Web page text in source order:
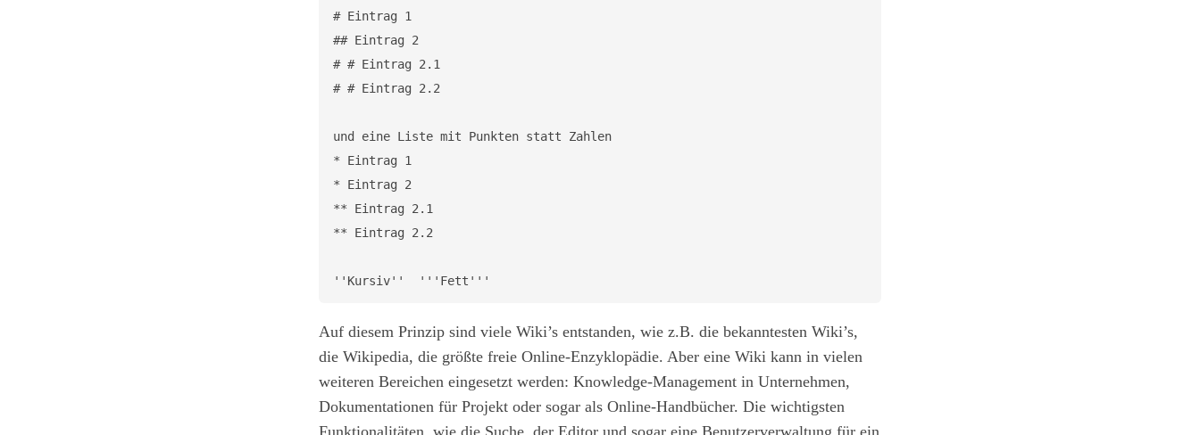
# Eintrag 1
## Eintrag 2
# # Eintrag 2.1
# # Eintrag 2.2
und eine Liste mit Punkten statt Zahlen
* Eintrag 1
* Eintrag 2
** Eintrag 2.1
** Eintrag 2.2
''Kursiv''  '''Fett'''
Auf diesem Prinzip sind viele Wiki’s entstanden, wie z.B. die bekanntesten Wiki’s,
die Wikipedia, die größte freie Online-Enzyklopädie. Aber eine Wiki kann in vielen
weiteren Bereichen eingesetzt werden: Knowledge-Management in Unternehmen,
Dokumentationen für Projekt oder sogar als Online-Handbücher. Die wichtigsten
Funktionalitäten, wie die Suche, der Editor und sogar eine Benutzerverwaltung für ein